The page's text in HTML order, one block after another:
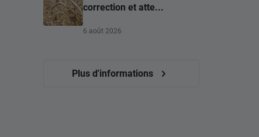
correction et atte...
6 août 2026
Plus d'informations